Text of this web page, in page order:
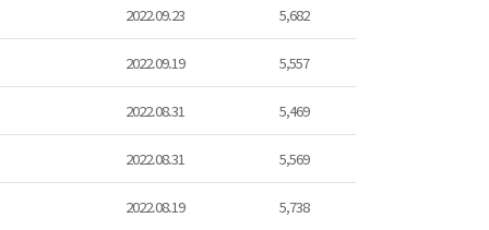
2022.09.23 5,682
2022.09.19 5,557
2022.08.31 5,469
2022.08.31 5,569
2022.08.19 5,738